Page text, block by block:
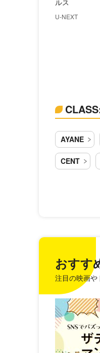
ルス
U-NEXT
AYANE
CENT
おすす
注目の映画